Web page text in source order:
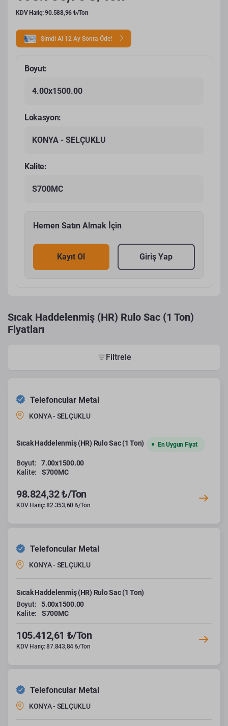
KDV Hariç: 90.588,96 ₺/Ton
Şimdi Al 12 Ay Sonra Öde!
Boyut:
4.00x1500.00
Lokasyon:
KONYA - SELÇUKLU
Kalite:
S700MC
Hemen Satın Almak İçin
Kayıt Ol Giriş Yap
Sıcak Haddelenmiş (HR) Rulo Sac (1 Ton)
Fiyatları
Filtrele
Telefoncular Metal
KONYA - SELÇUKLU
Sıcak Haddelenmiş (HR) Rulo Sac (1 Ton) En Uygun Fiyat
Boyut:
7.00x1500.00
Kalite:
S700MC
98.824,32 ₺/Ton
KDV Hariç: 82.353,60 ₺/Ton
Telefoncular Metal
KONYA - SELÇUKLU
Sıcak Haddelenmiş (HR) Rulo Sac (1 Ton)
Boyut:
5.00x1500.00
Kalite:
S700MC
105.412,61 ₺/Ton
KDV Hariç: 87.843,84 ₺/Ton
Telefoncular Metal
KONYA - SELÇUKLU